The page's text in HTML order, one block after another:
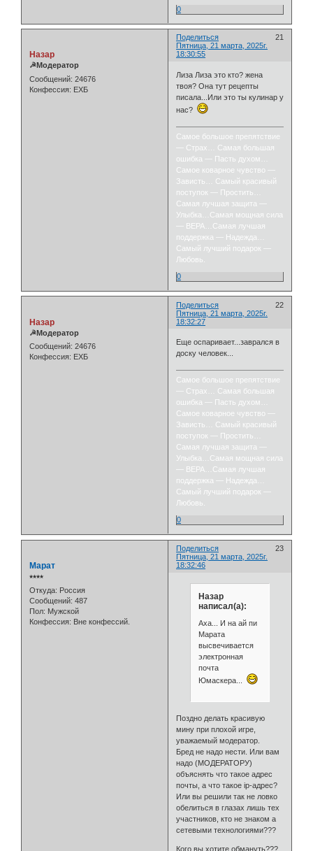
0
Поделиться
21
Пятница, 21 марта, 2025г.
18:30:55
Назар
☭Модератор
Сообщений: 24676
Конфессия: ЕХБ
Лиза Лиза это кто? жена
твоя? Она тут рецепты
писала...Или это ты кулинар у
нас?
Самое большое препятствие
— Страх… Самая большая
ошибка — Пасть духом…
Самое коварное чувство —
Зависть… Самый красивый
поступок — Простить…
Самая лучшая защита —
Улыбка…Самая мощная сила
— ВЕРА…Самая лучшая
поддержка — Надежда…
Самый лучший подарок —
Любовь.
0
Поделиться
22
Пятница, 21 марта, 2025г.
18:32:27
Назар
☭Модератор
Сообщений: 24676
Конфессия: ЕХБ
Еще оспаривает...заврался в
доску человек...
Самое большое препятствие
— Страх… Самая большая
ошибка — Пасть духом…
Самое коварное чувство —
Зависть… Самый красивый
поступок — Простить…
Самая лучшая защита —
Улыбка…Самая мощная сила
— ВЕРА…Самая лучшая
поддержка — Надежда…
Самый лучший подарок —
Любовь.
0
Поделиться
23
Пятница, 21 марта, 2025г.
18:32:46
Марат
⭒⭒⭒⭒
Откуда: Россия
Сообщений: 487
Пол: Мужской
Конфессия: Вне конфессий.
Назар
написал(а):
Аха... И на ай пи
Марата
высвечивается
электронная
почта
Юмаскера...
Поздно делать красивую
мину при плохой игре,
уважаемый модератор.
Бред не надо нести. Или вам
надо (МОДЕРАТОРУ)
объяснять что такое адрес
почты, а что такое ip-адрес?
Или вы решили так не ловко
обелиться в глазах лишь тех
участников, кто не знаком а
сетевыми технологиями???
Кого вы хотите обмануть???